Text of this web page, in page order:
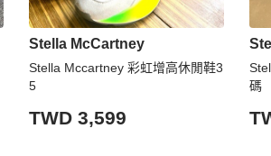
Stella McCartney
Stella Mccartney 彩虹增高休閒鞋3
5
TWD 3,599
碼